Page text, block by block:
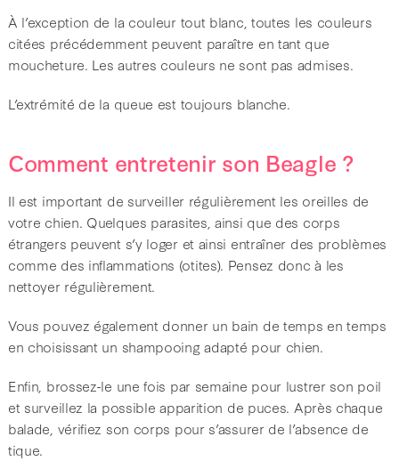
À l’exception de la couleur tout blanc, toutes les couleurs
citées précédemment peuvent paraître en tant que
moucheture. Les autres couleurs ne sont pas admises.
L’extrémité de la queue est toujours blanche.
Comment entretenir son Beagle ?
Il est important de surveiller régulièrement les oreilles de
votre chien. Quelques parasites, ainsi que des corps
étrangers peuvent s’y loger et ainsi entraîner des problèmes
comme des inflammations (otites). Pensez donc à les
nettoyer régulièrement.
Vous pouvez également donner un bain de temps en temps
en choisissant un shampooing adapté pour chien.
Enfin, brossez-le une fois par semaine pour lustrer son poil
et surveillez la possible apparition de puces. Après chaque
balade, vérifiez son corps pour s’assurer de l’absence de
tique.